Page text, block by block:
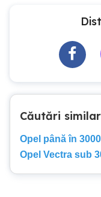
Căutări
Opel până în
Opel Vectra sub